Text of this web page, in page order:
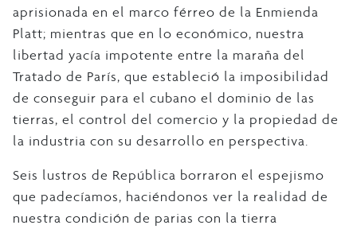
aprisionada en el marco férreo de la Enmienda
Platt; mientras que en lo económico, nuestra
libertad yacía impotente entre la maraña del
Tratado de París, que estableció la imposibilidad
de conseguir para el cubano el dominio de las
tierras, el control del comercio y la propiedad de
la industria con su desarrollo en perspectiva.
Seis lustros de República borraron el espejismo
que padecíamos, haciéndonos ver la realidad de
nuestra condición de parias con la tierra